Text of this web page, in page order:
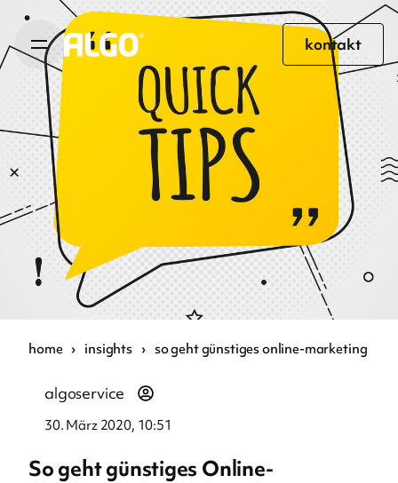
kontakt
home › insights › so geht günstiges online-marketing
algoservice
30. März 2020, 10:51
So geht günstiges Online-